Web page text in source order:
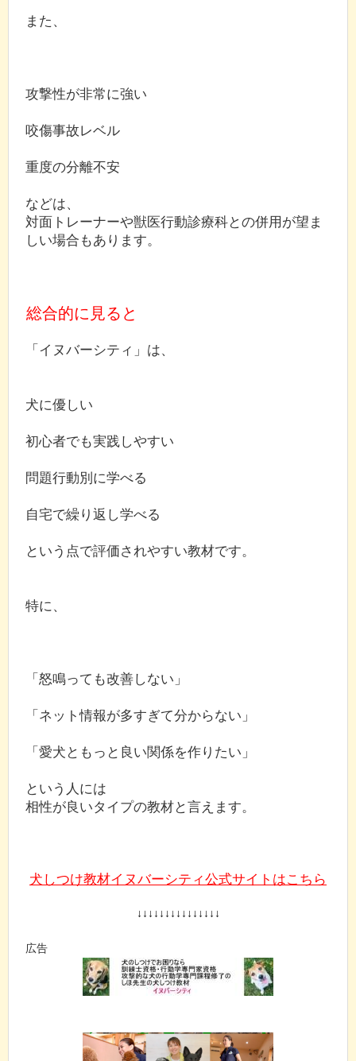
また、
攻撃性が非常に強い
咬傷事故レベル
重度の分離不安
などは、
対面トレーナーや獣医行動診療科との併用が望ま
しい場合もあります。
総合的に見ると
「イヌバーシティ」は、
犬に優しい
初心者でも実践しやすい
問題行動別に学べる
自宅で繰り返し学べる
という点で評価されやすい教材です。
特に、
「怒鳴っても改善しない」
「ネット情報が多すぎて分からない」
「愛犬ともっと良い関係を作りたい」
という人には
相性が良いタイプの教材と言えます。
犬しつけ教材イヌバーシティ公式サイトはこちら
↓↓↓↓↓↓↓↓↓↓↓↓↓↓↓
広告